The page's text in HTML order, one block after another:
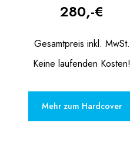
280,-€
Gesamtpreis inkl. MwSt.
Keine laufenden Kosten!
Mehr zum Hardcover